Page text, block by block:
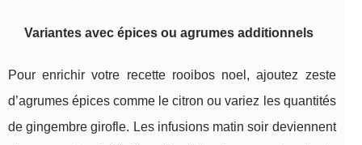
Variantes avec épices ou agrumes additionnels
Pour enrichir votre recette rooibos noel, ajoutez zeste
d’agrumes épices comme le citron ou variez les quantités
de gingembre girofle. Les infusions matin soir deviennent